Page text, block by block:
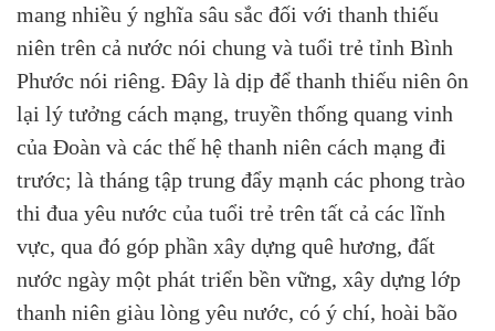
mang nhiều ý nghĩa sâu sắc đối với thanh thiếu
niên trên cả nước nói chung và tuổi trẻ tỉnh Bình
Phước nói riêng. Đây là dịp để thanh thiếu niên ôn
lại lý tưởng cách mạng, truyền thống quang vinh
của Đoàn và các thế hệ thanh niên cách mạng đi
trước; là tháng tập trung đẩy mạnh các phong trào
thi đua yêu nước của tuổi trẻ trên tất cả các lĩnh
vực, qua đó góp phần xây dựng quê hương, đất
nước ngày một phát triển bền vững, xây dựng lớp
thanh niên giàu lòng yêu nước, có ý chí, hoài bão